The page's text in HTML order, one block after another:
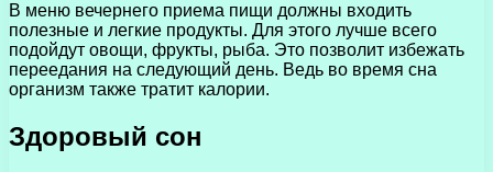
В меню вечернего приема пищи должны входить
полезные и легкие продукты. Для этого лучше всего
подойдут овощи, фрукты, рыба. Это позволит избежать
переедания на следующий день. Ведь во время сна
организм также тратит калории.
Здоровый сон